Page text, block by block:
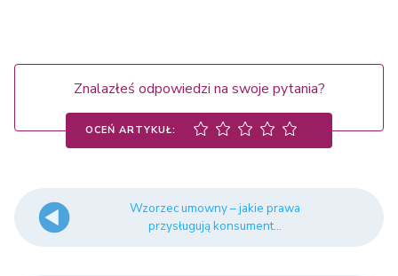
Znalazłeś odpowiedzi na swoje pytania?
OCEŃ ARTYKUŁ:
Wzorzec umowny – jakie prawa
przysługują konsument...